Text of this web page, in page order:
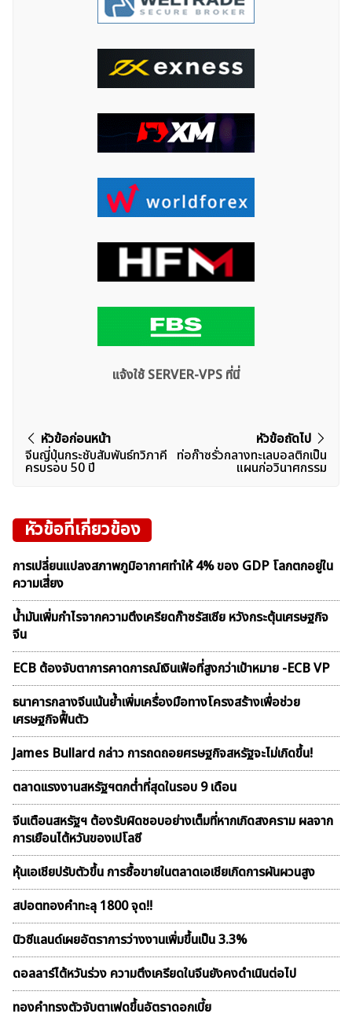
แจ้งใช้ SERVER-VPS ที่นี่
แนะแนว
เรื่อง
หัวข้อก่อนหน้า
จีนญี่ปุ่นกระชับสัมพันธ์ทวิภาคี
ครบรอบ 50 ปี
หัวข้อถัดไป
ท่อก๊าซรั่วกลางทะเลบอลติกเป็น
แผนก่อวินาศกรรม
หัวข้อที่เกี่ยวข้อง
การเปลี่ยนแปลงสภาพภูมิอากาศทำให้ 4% ของ GDP โลกตกอยู่ใน
ความเสี่ยง
น้ำมันเพิ่มกำไรจากความตึงเครียดก๊าซรัสเซีย หวังกระตุ้นเศรษฐกิจ
จีน
ECB ต้องจับตาการคาดการณ์เงินเฟ้อที่สูงกว่าเป้าหมาย -ECB VP
ธนาคารกลางจีนเน้นย้ำเพิ่มเครื่องมือทางโครงสร้างเพื่อช่วย
เศรษฐกิจฟื้นตัว
James Bullard กล่าว การถดถอยศรษฐกิจสหรัฐจะไม่เกิดขึ้น!
ตลาดเเรงงานสหรัฐฯตกต่ำที่สุดในรอบ 9 เดือน
จีนเตือนสหรัฐฯ ต้องรับผิดชอบอย่างเต็มที่หากเกิดสงคราม ผลจาก
การเยือนไต้หวันของเปโลซี
หุ้นเอเชียปรับตัวขึ้น การซื้อขายในตลาดเอเชียเกิดการผันผวนสูง
สปอตทองคำทะลุ 1800 จุด!!
นิวซีแลนด์เผยอัตราการว่างงานเพิ่มขึ้นเป็น 3.3%
ดอลลาร์ไต้หวันร่วง ความตึงเครียดในจีนยังคงดำเนินต่อไป
ทองคำทรงตัวจับตาเฟดขึ้นอัตราดอกเบี้ย